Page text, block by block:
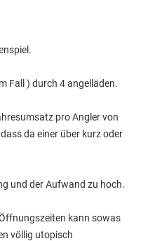
Fall ) durch 4 angelläden.
pro Angler von
da einer über kurz oder
und der Aufwand zu hoch.
kann sowas
völlig utopisch